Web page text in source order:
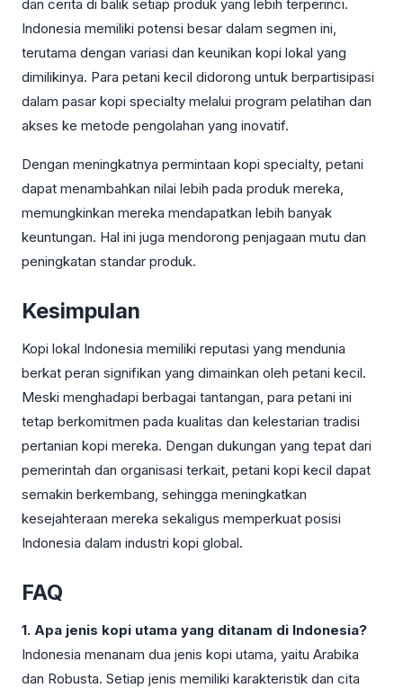
dan cerita di balik setiap produk yang lebih terperinci.
Indonesia memiliki potensi besar dalam segmen ini,
terutama dengan variasi dan keunikan kopi lokal yang
dimilikinya. Para petani kecil didorong untuk berpartisipasi
dalam pasar kopi specialty melalui program pelatihan dan
akses ke metode pengolahan yang inovatif.
Dengan meningkatnya permintaan kopi specialty, petani
dapat menambahkan nilai lebih pada produk mereka,
memungkinkan mereka mendapatkan lebih banyak
keuntungan. Hal ini juga mendorong penjagaan mutu dan
peningkatan standar produk.
Kesimpulan
Kopi lokal Indonesia memiliki reputasi yang mendunia
berkat peran signifikan yang dimainkan oleh petani kecil.
Meski menghadapi berbagai tantangan, para petani ini
tetap berkomitmen pada kualitas dan kelestarian tradisi
pertanian kopi mereka. Dengan dukungan yang tepat dari
pemerintah dan organisasi terkait, petani kopi kecil dapat
semakin berkembang, sehingga meningkatkan
kesejahteraan mereka sekaligus memperkuat posisi
Indonesia dalam industri kopi global.
FAQ
1. Apa jenis kopi utama yang ditanam di Indonesia?
Indonesia menanam dua jenis kopi utama, yaitu Arabika
dan Robusta. Setiap jenis memiliki karakteristik dan cita